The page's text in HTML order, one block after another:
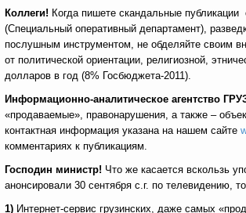
Коллеги! Когда пишете скандальные
(Специальный оперативный департамент),
послушным инструментом, не обделяйте своим
от политической ориентации, религиозной,
долларов в год (8% Госбюджета-2011).
Информационно-аналитическое агентство
«продаваемые», правонарушения, а также –
контактная информация указана на нашем сайте
комментариях к публикациям.
Господин министр! Что же касается вскользь
анонсировали 30 сентября с.г. по телевидению,
1) Интернет-сервис грузинских, даже самых